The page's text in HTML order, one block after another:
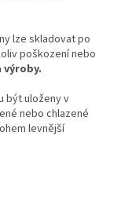
lze skladovat po
poškození nebo
výroby.
být uloženy v
nebo chlazené
levnější